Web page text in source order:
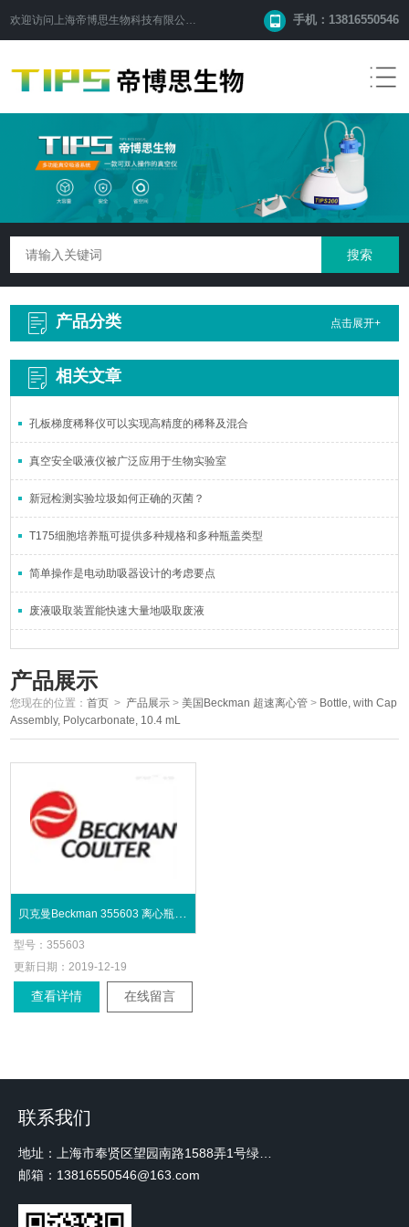
欢迎访问 上海帝博思生物科技有限公司 手机：13816550546
产品分类 点击展开+
相关文章
孔板梯度稀释仪可以实现高精度的稀释及混合
真空安全吸液仪被广泛应用于生物实验室
新冠检测实验垃圾如何正确的灭菌？
T175细胞培养瓶可提供多种规格和多种瓶盖类型
简单操作是电动助吸器设计的考虑要点
废液吸取装置能快速大量地吸取废液
产品展示
您现在的位置：首页 > 产品展示 >美国Beckman 超速离心管 > Bottle, with Cap
Assembly, Polycarbonate, 10.4 mL
型号：355603
更新日期： 2019-12-19
查看详情 在线留言
联系我们
邮箱：13816550546@163.com